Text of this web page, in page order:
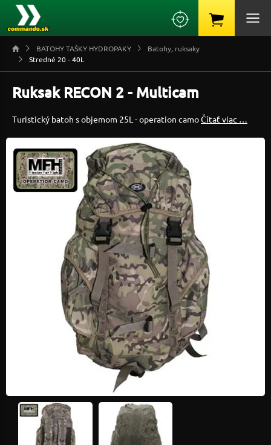
BATOHY TAŠKY HYDROPAKY
Batohy, ruksaky
Stredné 20 - 40L
Ruksak RECON 2 - Multicam
Turistický batoh s objemom 25L - operation camoČítať viac …